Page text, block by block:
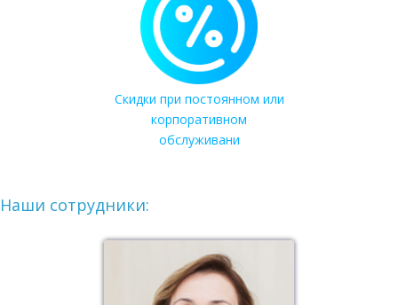
Скидки при постоянном или
корпоративном
обслуживани
Наши сотрудники: